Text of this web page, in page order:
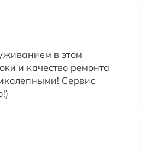
в этом
и качество ремонта
Сервис